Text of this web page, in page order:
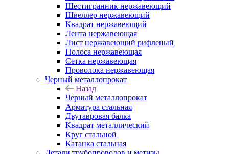
Шестигранник нержавеющий
Швеллер нержавеющий
Квадрат нержавеющий
Лента нержавеющая
Лист нержавеющий рифленый
Полоса нержавеющая
Сетка нержавеющая
Проволока нержавеющая
Черный металлопрокат
Назад
Черный металлопрокат
Арматура стальная
Двутавровая балка
Квадрат металлический
Круг стальной
Катанка стальная